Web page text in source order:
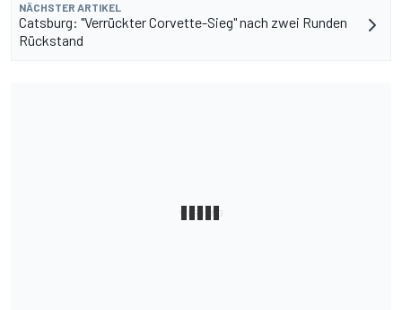
NÄCHSTER ARTIKEL
Catsburg: "Verrückter Corvette-Sieg" nach zwei Runden
Rückstand